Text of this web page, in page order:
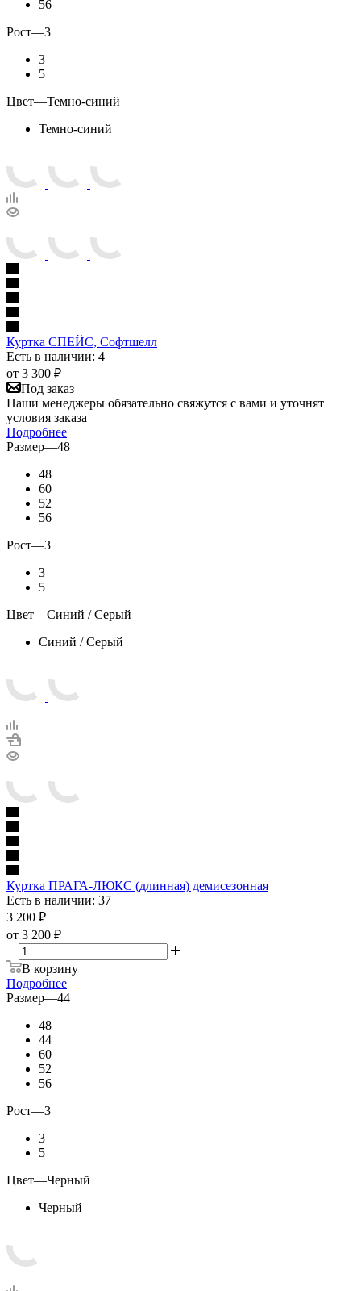
56
Рост—3
3
5
Цвет—Темно-синий
Темно-синий
Куртка СПЕЙС, Софтшелл
Есть в наличии: 4
от 3 300 ₽
Под заказ
Наши менеджеры обязательно свяжутся с вами и уточнят
условия заказа
Подробнее
Размер—48
48
60
52
56
Рост—3
3
5
Цвет—Синий / Серый
Синий / Серый
Куртка ПРАГА-ЛЮКС (длинная) демисезонная
Есть в наличии: 37
3 200 ₽
от 3 200 ₽
В корзину
Подробнее
Размер—44
48
44
60
52
56
Рост—3
3
5
Цвет—Черный
Черный